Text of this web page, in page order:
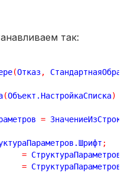
так:
(Отказ,
(Объект.НастройкаСписка)
=
;
=
=